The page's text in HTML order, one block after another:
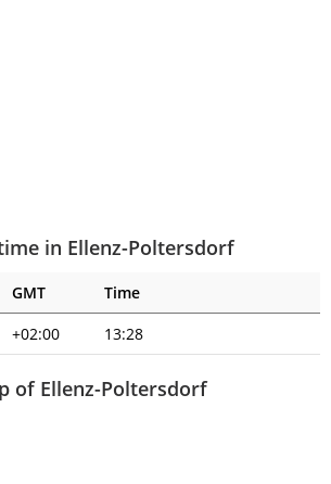
in Ellenz-Poltersdorf
GMT
Time
+02:00 13:28
of Ellenz-Poltersdorf